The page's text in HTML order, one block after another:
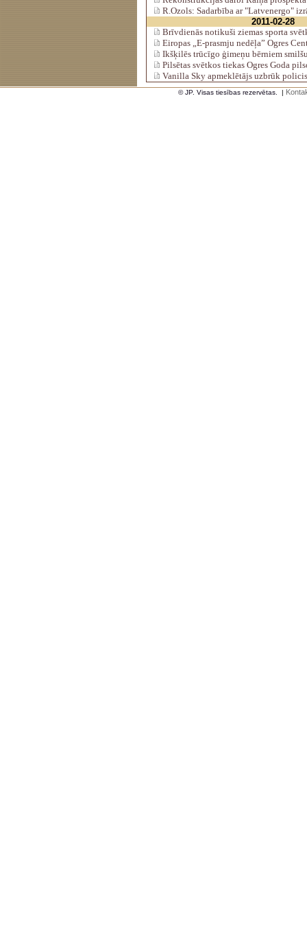
R.Ozols: Sadarbība ar "Latvenergo"
2011-02-28
Brīvdienās notikuši ziemas sporta
Eiropas „E-prasmju nedēļa” Ogres
Ikšķilēs trūcīgo ģimeņu bērniem
Pilsētas svētkos tiekas Ogres Goda
Vanilla Sky apmeklētājs uzbrūk
© JP. Visas tiesības rezervētas. |